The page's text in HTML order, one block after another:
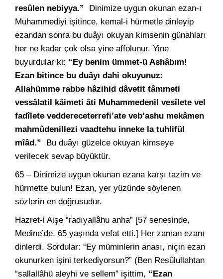
resûlen nebiyya.” Dinimize uygun okunan ezan-ı
Muhammediyi işitince, kemal-i hürmetle dinleyip
ezandan sonra bu duâyı okuyan kimsenin günahları
her ne kadar çok olsa yine affolunur. Yine
buyurdular ki: “Ey benim ümmet-ü Ashâbım!
Ezan bitince bu duâyı dahi okuyunuz:
Allahümme rabbe hâzihid dâvetit tâmmeti
vessâlatil kâimeti âti Muhammedenil vesîlete vel
fadîlete veddereceterrefi’ate veb’ashu mekâmen
mahmûdenillezi vaadtehu inneke la tuhlifül
mîâd.” Bu duâyı güzelce okuyan kimseye
verilecek sevap büyüktür.
65 – Dinimize uygun okunan ezana karşı tazim ve
hürmette bulun! Ezan, yer yüzünde söylenen
sözlerin en doğrusudur.
Hazret-i Aişe “radıyallâhu anha” [57 senesinde,
Medine’de, 65 yaşında vefat etti.] Her zaman ezanı
dinlerdi. Sordular: “Ey müminlerin anası, niçin ezan
okunurken işini terkediyorsun?” (Ben Resûlullahtan
“sallallâhü aleyhi ve sellem” işittim, “Ezan